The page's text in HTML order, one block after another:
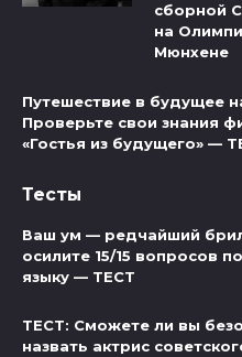
сборной
на
Мюнхене
Путешествие в будущее
Проверьте свои знания
«Гостья из будущего» —
Тесты
Ваш ум — редчайший
осилите 15/15 вопросов
языку — ТЕСТ
ТЕСТ: Сможете ли вы
назвать актрис